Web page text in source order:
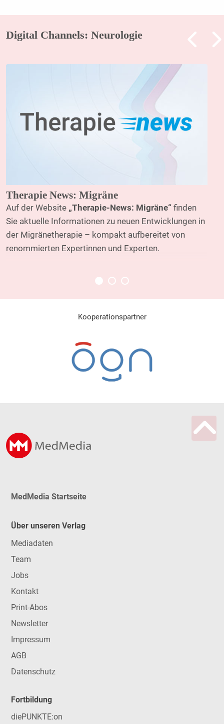
Digital Channels: Neurologie
Therapie News: Migräne
Auf der Website „Therapie-News: Migräne“finden
Sie aktuelle Informationen zu neuen Entwicklungen in
der Migränetherapie – kompakt aufbereitet von
renommierten Expertinnen und Experten.
Kooperationspartner
MedMedia Startseite
Über unseren Verlag
Mediadaten
Team
Jobs
Kontakt
Print-Abos
Newsletter
Impressum
AGB
Datenschutz
Fortbildung
diePUNKTE:on